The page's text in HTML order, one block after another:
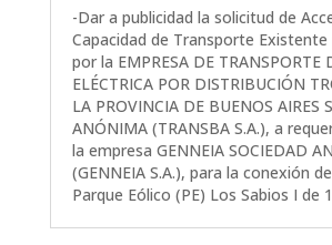
-Dar a publicidad la solicitud de
Capacidad de Transporte
por la EMPRESA DE TRANSPORTE
ELÉCTRICA POR DISTRIBUCIÓN
LA PROVINCIA DE BUENOS AIRES
ANÓNIMA (TRANSBA S.A.), a
la empresa GENNEIA SOCIEDAD
(GENNEIA S.A.), para la conexión
Parque Eólico (PE) Los Sabios I de